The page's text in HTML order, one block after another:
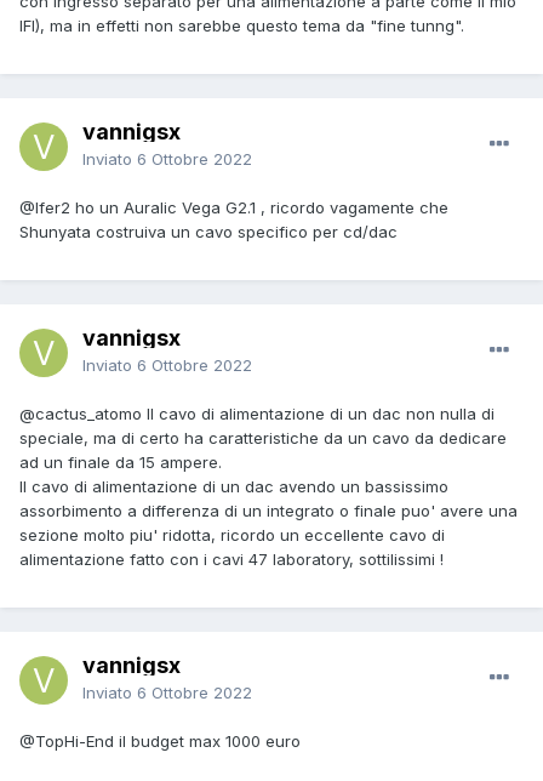
IFI), ma in effetti non sarebbe questo tema da "fine tunng".
vannigsx
Inviato 6 Ottobre 2022
@Ifer2 ho un Auralic Vega G2.1 , ricordo vagamente che
Shunyata costruiva un cavo specifico per cd/dac
vannigsx
Inviato 6 Ottobre 2022
@cactus_atomo Il cavo di alimentazione di un dac non nulla di
speciale, ma di certo ha caratteristiche da un cavo da dedicare
ad un finale da 15 ampere.
Il cavo di alimentazione di un dac avendo un bassissimo
assorbimento a differenza di un integrato o finale puo' avere una
sezione molto piu' ridotta, ricordo un eccellente cavo di
alimentazione fatto con i cavi 47 laboratory, sottilissimi !
vannigsx
Inviato 6 Ottobre 2022
@TopHi-End il budget max 1000 euro